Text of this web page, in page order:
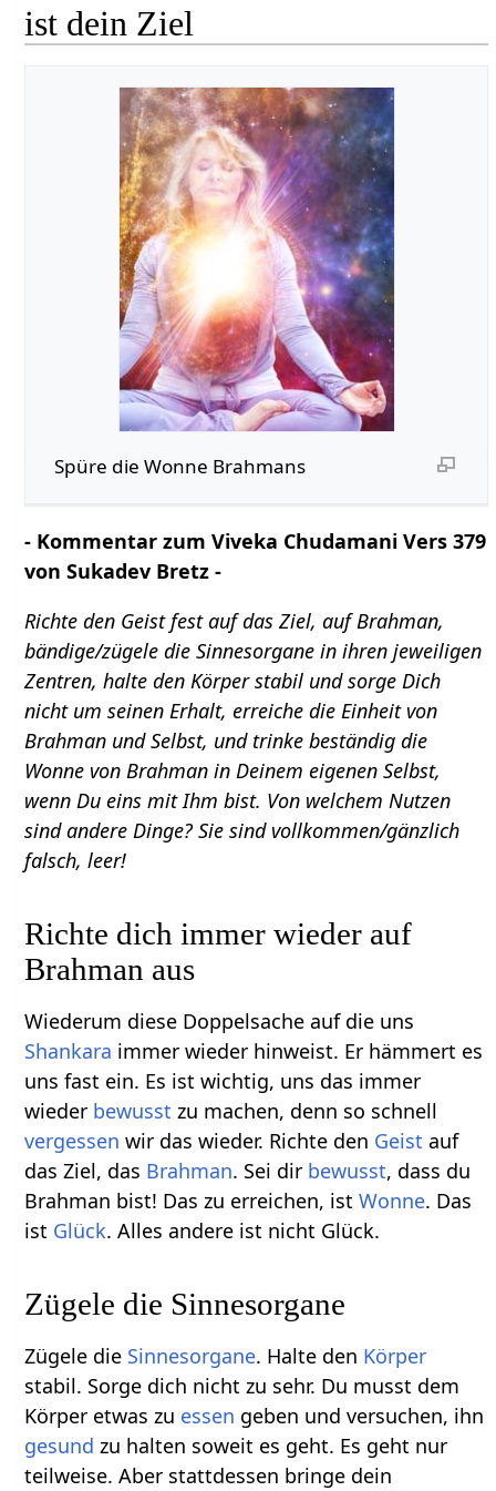
ist dein Ziel
Spüre die Wonne Brahmans
- Kommentar zum Viveka Chudamani Vers 379
von Sukadev Bretz -
Richte den Geist fest auf das Ziel, auf Brahman,
bändige/zügele die Sinnesorgane in ihren jeweiligen
Zentren, halte den Körper stabil und sorge Dich
nicht um seinen Erhalt, erreiche die Einheit von
Brahman und Selbst, und trinke beständig die
Wonne von Brahman in Deinem eigenen Selbst,
wenn Du eins mit Ihm bist. Von welchem Nutzen
sind andere Dinge? Sie sind vollkommen/gänzlich
falsch, leer!
Richte dich immer wieder auf
Brahman aus
Wiederum diese Doppelsache auf die uns
Shankara immer wieder hinweist. Er hämmert es
uns fast ein. Es ist wichtig, uns das immer
wieder bewusst zu machen, denn so schnell
vergessen wir das wieder. Richte den Geist auf
das Ziel, das Brahman. Sei dir bewusst, dass du
Brahman bist! Das zu erreichen, istWonne. Das
ist Glück. Alles andere ist nicht Glück.
Zügele die Sinnesorgane
Zügele die Sinnesorgane. Halte den Körper
stabil. Sorge dich nicht zu sehr. Du musst dem
Körper etwas zu essen geben und versuchen, ihn
gesund zu halten soweit es geht. Es geht nur
teilweise. Aber stattdessen bringe dein